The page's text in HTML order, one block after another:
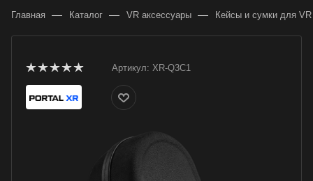
Главная — Каталог — VR аксессуары — Кейсы и сумки для VR
Артикул: XR-Q3C1